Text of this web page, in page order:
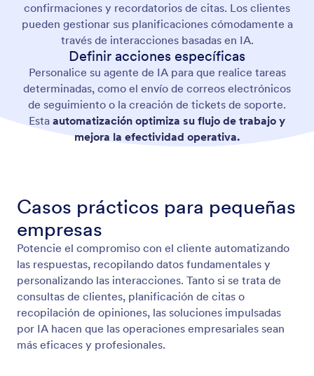
confirmaciones y recordatorios de citas. Los clientes
pueden gestionar sus planificaciones cómodamente a
través de interacciones basadas en IA.
Definir acciones específicas
Personalice su agente de IA para que realice tareas
determinadas, como el envío de correos electrónicos
de seguimiento o la creación de tickets de soporte.
Esta automatización optimiza su flujo de trabajo y
mejora la efectividad operativa.
Casos prácticos para pequeñas
empresas
Potencie el compromiso con el cliente automatizando
las respuestas, recopilando datos fundamentales y
personalizando las interacciones. Tanto si se trata de
consultas de clientes, planificación de citas o
recopilación de opiniones, las soluciones impulsadas
por IA hacen que las operaciones empresariales sean
más eficaces y profesionales.